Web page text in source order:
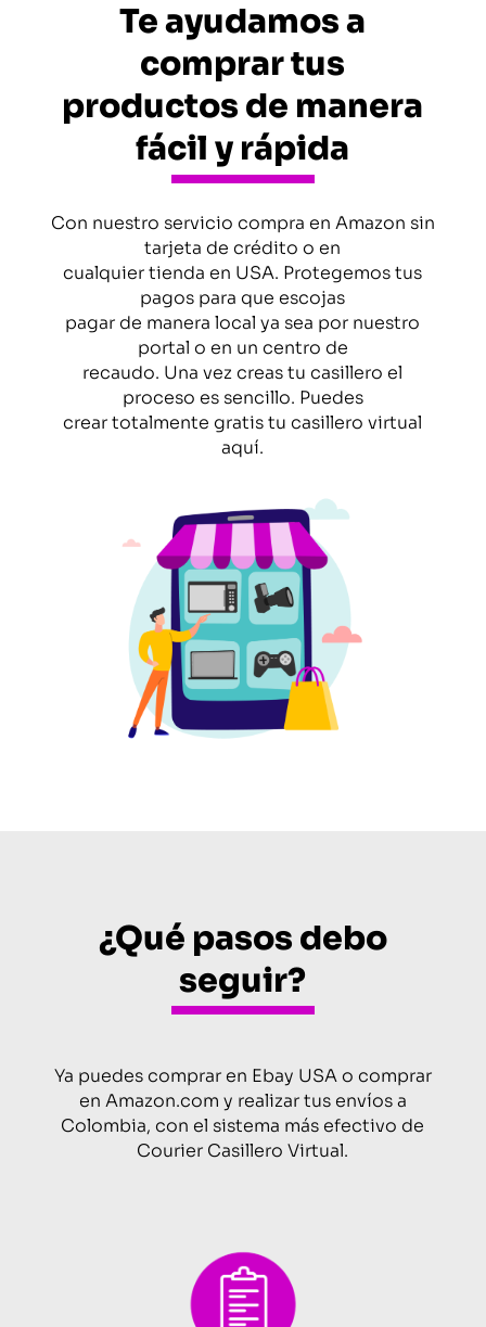
Te ayudamos a
comprar tus
productos de manera
fácil y rápida
Con nuestro servicio compra en Amazon sin
tarjeta de crédito o en
cualquier tienda en USA. Protegemos tus
pagos para que escojas
pagar de manera local ya sea por nuestro
portal o en un centro de
recaudo. Una vez creas tu casillero el
proceso es sencillo. Puedes
crear totalmente gratis tu casillero virtual
aquí.
¿Qué pasos debo
seguir?
Ya puedes comprar en Ebay USA o comprar
en Amazon.com y realizar tus envíos a
Colombia, con el sistema más efectivo de
Courier Casillero Virtual.